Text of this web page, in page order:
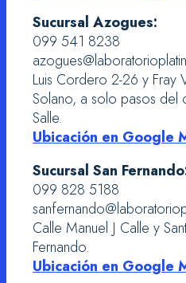
Sucursal Azogues:
099 541 8238
Luis Cordero 2-26 y Fray
Solano, a solo pasos del
Salle.
Ubicación en Google
Sucursal San
099 828 5188
Calle Manuel J Calle y
Fernando.
Ubicación en Google